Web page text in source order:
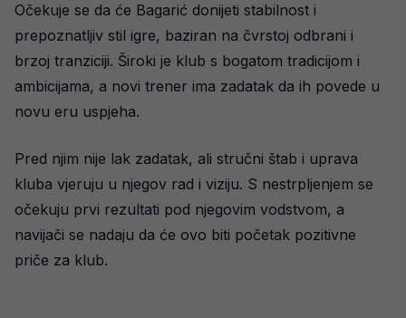
Očekuje se da će Bagarić donijeti stabilnost i
prepoznatljiv stil igre, baziran na čvrstoj odbrani i
brzoj tranziciji. Široki je klub s bogatom tradicijom i
ambicijama, a novi trener ima zadatak da ih povede u
novu eru uspjeha.
Pred njim nije lak zadatak, ali stručni štab i uprava
kluba vjeruju u njegov rad i viziju. S nestrpljenjem se
očekuju prvi rezultati pod njegovim vodstvom, a
navijači se nadaju da će ovo biti početak pozitivne
priče za klub.